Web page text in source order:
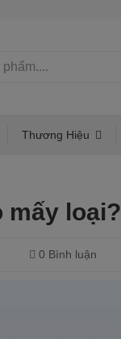
Thương Hiệu
mấy loại?
0 Bình luận